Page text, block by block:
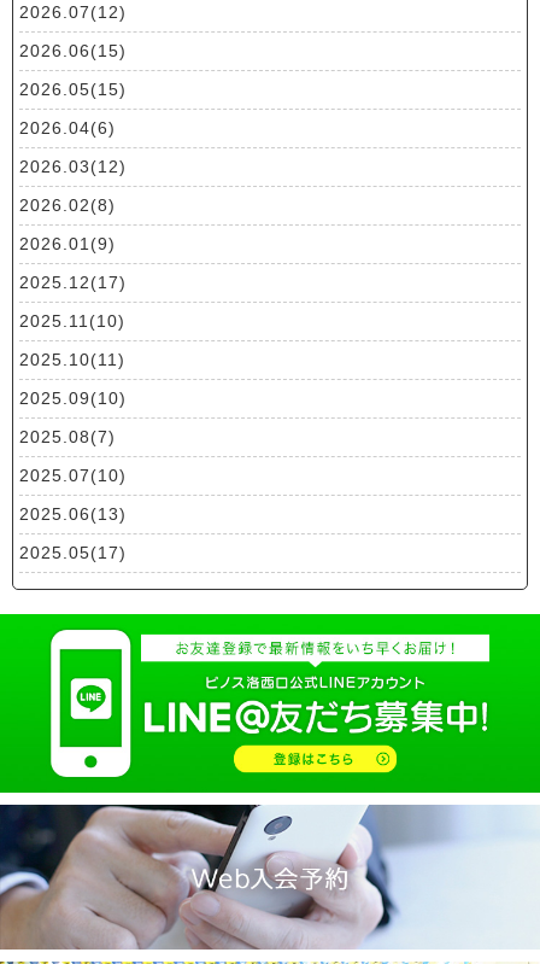
2026.07(12)
2026.06(15)
2026.05(15)
2026.04(6)
2026.03(12)
2026.02(8)
2026.01(9)
2025.12(17)
2025.11(10)
2025.10(11)
2025.09(10)
2025.08(7)
2025.07(10)
2025.06(13)
2025.05(17)
2025.04(19)
2025.03(10)
2025.01(14)
2024.12(14)
2024.10(18)
2024.09(15)
2024.08(21)
2024.07(20)